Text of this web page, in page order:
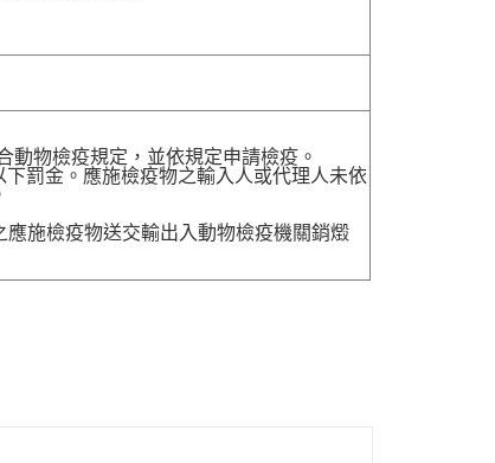
動物檢疫規定，並依規定申請檢疫。
罰金。應施檢疫物之輸入人或代理人未依
施檢疫物送交輸出入動物檢疫機關銷燬